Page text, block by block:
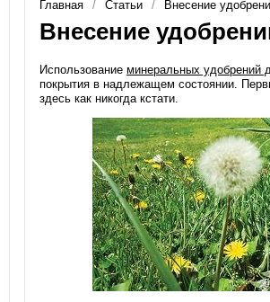
Главная Статьи Внесение
Внесение
Использование минеральных удобрений
покрытия в надлежащем состоянии.
здесь как никогда кстати.